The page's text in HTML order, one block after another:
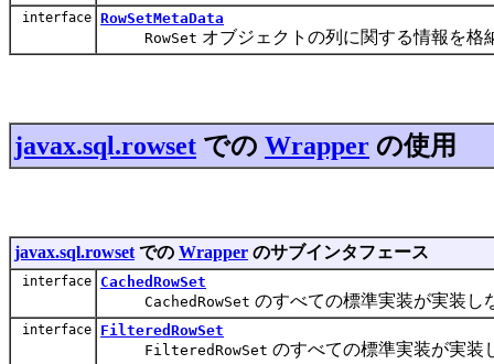
interface RowSetMetaData
RowSet オブジェクトの列に関する情報を格
javax.sql.rowset での Wrapper の使用
javax.sql.rowset での Wrapper のサブインタフェース
interface
CachedRowSet
CachedRowSet のすべての標準実装が実装し
interface
FilteredRowSet
FilteredRowSet のすべての標準実装が実装